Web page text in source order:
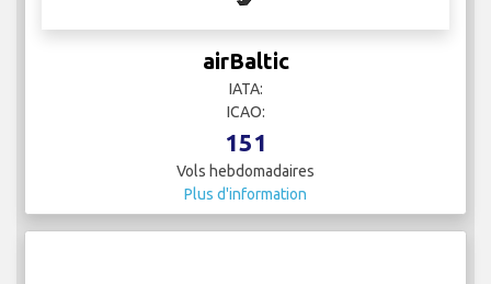
airBaltic
IATA:
ICAO:
151
Vols hebdomadaires
Plus d'information